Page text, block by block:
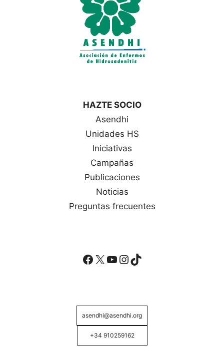
HAZTE SOCIO
Asendhi
Unidades HS
Iniciativas
Campañas
Publicaciones
Noticias
Preguntas frecuentes
Facebook
X YouTube
Instagram
TikTok
asendhi@asendhi.org
+34 910259162